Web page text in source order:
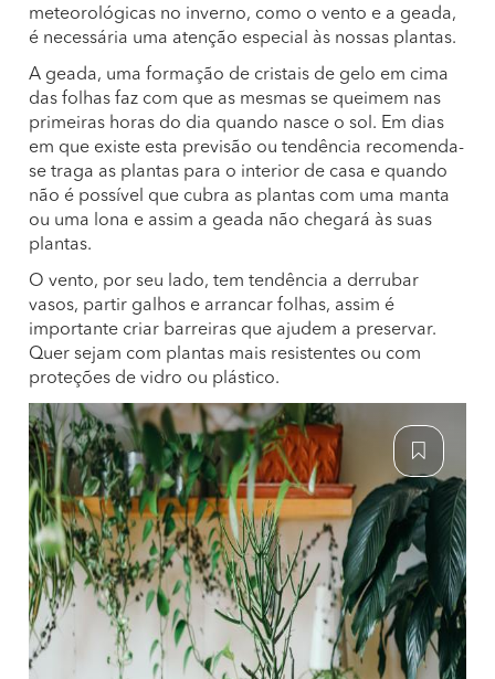
meteorológicas no inverno, como o vento e a geada,
é necessária uma atenção especial às nossas plantas.
A geada, uma formação de cristais de gelo em cima
das folhas faz com que as mesmas se queimem nas
primeiras horas do dia quando nasce o sol. Em dias
em que existe esta previsão ou tendência recomenda-
se traga as plantas para o interior de casa e quando
não é possível que cubra as plantas com uma manta
ou uma lona e assim a geada não chegará às suas
plantas.
O vento, por seu lado, tem tendência a derrubar
vasos, partir galhos e arrancar folhas, assim é
importante criar barreiras que ajudem a preservar.
Quer sejam com plantas mais resistentes ou com
proteções de vidro ou plástico.